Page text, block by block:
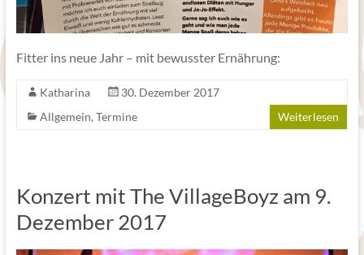
Fitter ins neue Jahr – mit bewusster Ernährung:
Katharina
30. Dezember 2017
Allgemein, Termine Weiterlesen
Konzert mit The VillageBoyz am 9.
Dezember 2017